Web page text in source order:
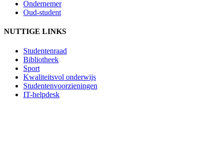
Ondernemer
Oud-student
NUTTIGE LINKS
Studentenraad
Bibliotheek
Sport
Kwaliteitsvol onderwijs
Studentenvoorzieningen
IT-helpdesk